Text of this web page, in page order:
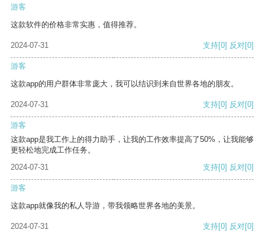
游客
这款软件的价格非常实惠，值得推荐。
2024-07-31 支持[0] 反对[0]
游客
这款app的用户群体非常庞大，我可以结识到来自世界各地的朋友。
2024-07-31 支持[0] 反对[0]
游客
这款app是我工作上的得力助手，让我的工作效率提高了50%，让我能够
更轻松地完成工作任务。
2024-07-31
支持[0] 反对[0]
游客
这款app就像我的私人导游，带我领略世界各地的美景。
2024-07-31 支持[0] 反对[0]